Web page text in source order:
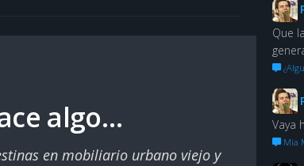
algo…
en mobiliario urbano viejo y
Que
Vaya
Mia